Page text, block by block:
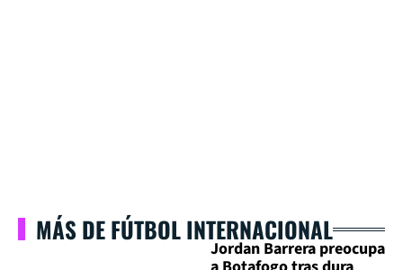
MÁS DE FÚTBOL INTERNACIONAL
Jordan Barrera preocupa